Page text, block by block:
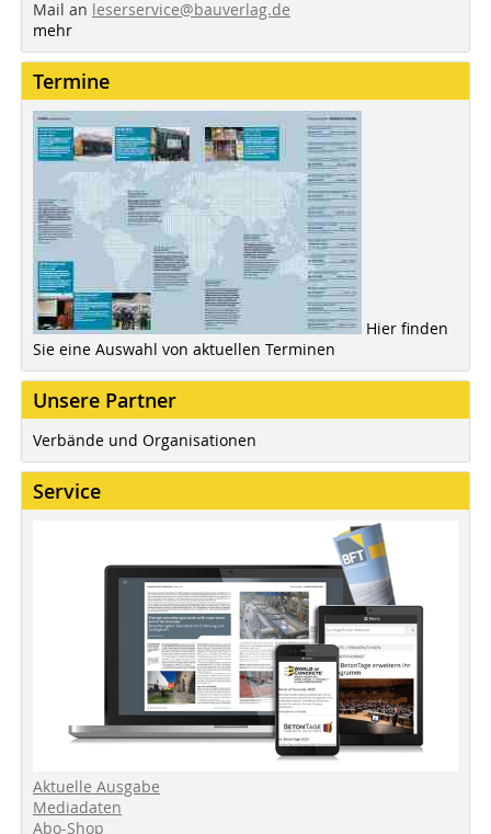
Mail an leserservice@bauverlag.de
mehr
Termine
Hier finden
Sie eine Auswahl von aktuellen Terminen
Unsere Partner
Verbände und Organisationen
Service
Aktuelle Ausgabe
Mediadaten
Abo-Shop